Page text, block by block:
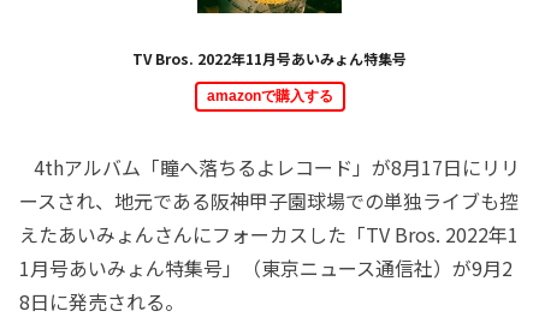
TV Bros. 2022年11月号あいみょん特集号
amazonで購入する
4thアルバム「瞳へ落ちるよレコード」が8月17日にリリ
ースされ、地元である阪神甲子園球場での単独ライブも控
えたあいみょんさんにフォーカスした「TV Bros. 2022年1
1月号あいみょん特集号」（東京ニュース通信社）が9月2
8日に発売される。